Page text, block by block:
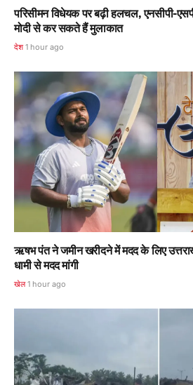
परिसीमन विधेयक पर बढ़ी हलचल, एनसीपी-
मोदी से कर सकते हैं मुलाकात
देश 1 hour ago
ऋषभ पंत ने जमीन खरीदने में मदद के लिए
धामी से मदद मांगी
खेल 1 hour ago